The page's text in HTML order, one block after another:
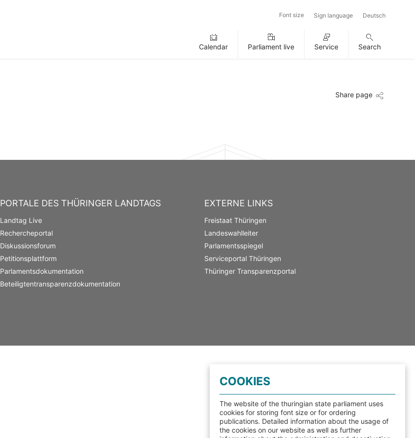
Font size Sign language Deutsch
Calendar Parliament live Service Search
Share page
PORTALE DES THÜRINGER LANDTAGS
Landtag Live
Rechercheportal
Diskussionsforum
Petitionsplattform
Parlamentsdokumentation
Beteiligtentransparenzdokumentation
EXTERNE LINKS
Freistaat Thüringen
Landeswahlleiter
Parlamentsspiegel
Serviceportal Thüringen
Thüringer Transparenzportal
COOKIES
The website of the thuringian state parliament uses
cookies for storing font size or for ordering
publications. Detailed information about the usage of
the cookies on our website as well as further